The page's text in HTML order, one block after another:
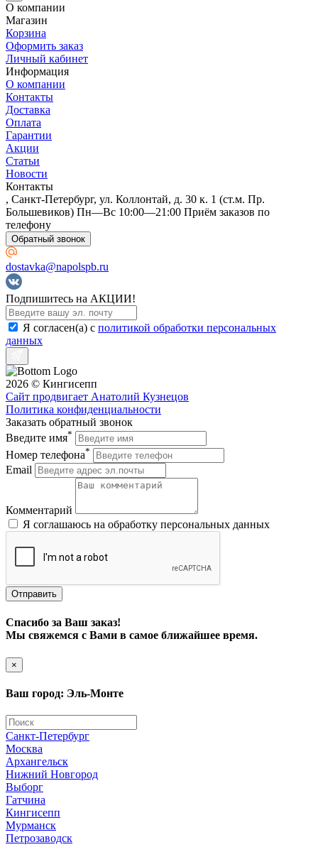
О компании
Магазин
Корзина
Оформить заказ
Личный кабинет
Информация
О компании
Контакты
Доставка
Оплата
Гарантии
Акции
Статьи
Новости
Контакты
, Санкт-Петербург, ул. Коллонтай, д. 30 к. 1 (ст.м. Пр.
Большевиков) Пн—Вс 10:00—21:00 Приём заказов по
телефону
Обратный звонок
dostavka@napolspb.ru
Подпишитесь на АКЦИИ!
Я согласен(a) с политикой обработки персональных
данных
2026 © Кингисепп
Сайт продвигает Анатолий Кузнецов
Политика конфиденциальности
Заказать обратный звонок
Введите имя*
Номер телефона*
Email
Комментарий
Я соглашаюсь на обработку персональных данных
Отправить
Спасибо за Ваш заказ!
Мы свяжемся с Вами в самое ближайшее время.
×
Ваш город: Эль-Монте
Санкт-Петербург
Москва
Архангельск
Нижний Новгород
Выборг
Гатчина
Кингисепп
Мурманск
Петрозаводск